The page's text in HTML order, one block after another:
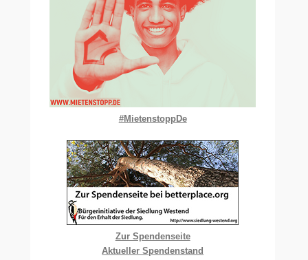
#MietenstoppDe
Zur Spendenseite
Aktueller Spendenstand